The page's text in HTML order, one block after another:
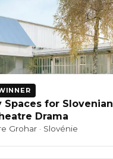
Spaces for Slovenian
Drama
Grohar · Slovénie